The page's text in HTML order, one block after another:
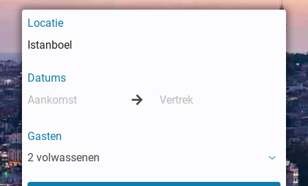
Locatie
Datums
Gasten
2 volwassenen